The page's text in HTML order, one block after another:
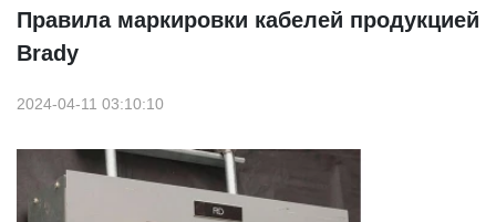
Правила маркировки кабелей продукцией
Brady
2024-04-11 03:10:10